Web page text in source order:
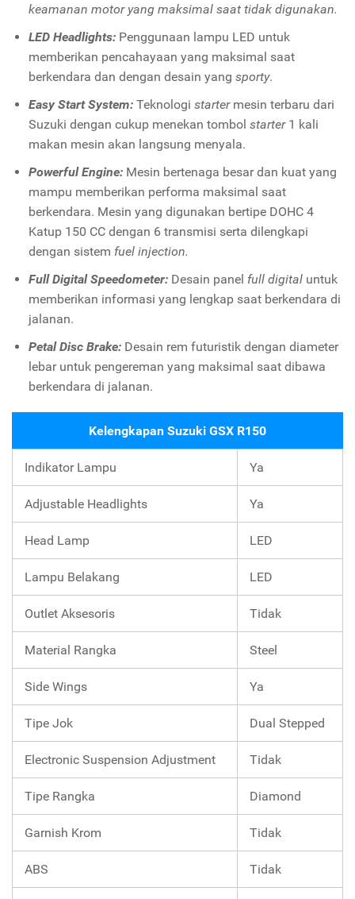
keamanan motor yang maksimal saat tidak digunakan.
LED Headlights: Penggunaan lampu LED untuk
memberikan pencahayaan yang maksimal saat
berkendara dan dengan desain yang sporty.
Easy Start System: Teknologi starter mesin terbaru dari
Suzuki dengan cukup menekan tombol starter 1 kali
makan mesin akan langsung menyala.
Powerful Engine: Mesin bertenaga besar dan kuat yang
mampu memberikan performa maksimal saat
berkendara. Mesin yang digunakan bertipe DOHC 4
Katup 150 CC dengan 6 transmisi serta dilengkapi
dengan sistem fuel injection.
Full Digital Speedometer: Desain panel full digital untuk
memberikan informasi yang lengkap saat berkendara di
jalanan.
Petal Disc Brake: Desain rem futuristik dengan diameter
lebar untuk pengereman yang maksimal saat dibawa
berkendara di jalanan.
Kelengkapan Suzuki GSX R150
Indikator Lampu Ya
Adjustable Headlights Ya
Head Lamp LED
Lampu Belakang LED
Outlet Aksesoris Tidak
Material Rangka Steel
Side Wings Ya
Tipe Jok Dual Stepped
Electronic Suspension Adjustment Tidak
Tipe Rangka Diamond
Garnish Krom Tidak
ABS Tidak